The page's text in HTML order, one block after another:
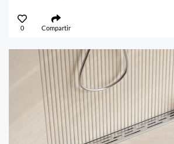
0 Compartir